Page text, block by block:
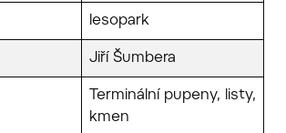
lesopark
Jiří Šumbera
Terminální pupeny, listy,
kmen